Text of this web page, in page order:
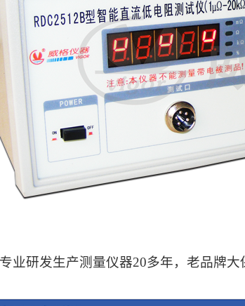
业研发生产测量仪器20多年，老品牌大